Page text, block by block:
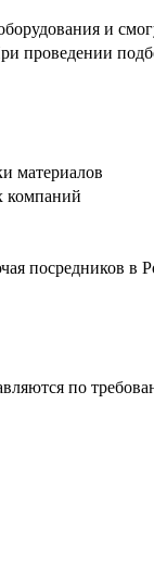
и
проведении
материалов
компаний
посредников
по